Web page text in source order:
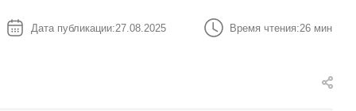
Дата публикации:27.08.2025 Время чтения:26 мин